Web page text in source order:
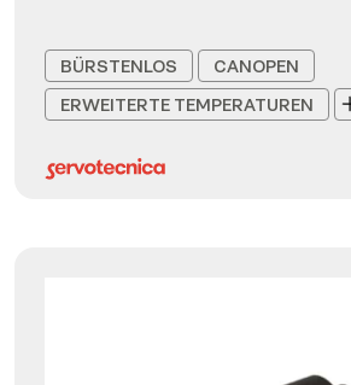
BÜRSTENLOS
CANOPEN
ERWEITERTE TEMPERATUREN